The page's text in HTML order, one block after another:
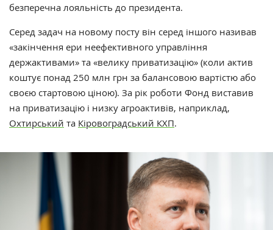
безперечна лояльність до президента.
Серед задач на новому посту він серед іншого називав
«закінчення ери неефективного управління
держактивами» та «велику приватизацію» (коли актив
коштує понад 250 млн грн за балансовою вартістю або
своєю стартовою ціною). За рік роботи Фонд виставив
на приватизацію і низку агроактивів, наприклад,
Охтирський та Кіровоградський КХП.